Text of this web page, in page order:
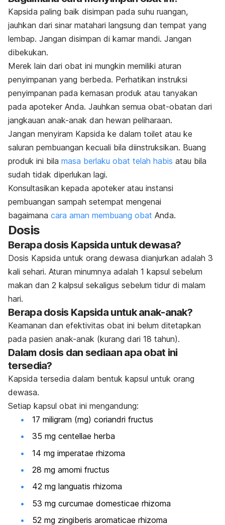
Kapsida paling baik disimpan pada suhu ruangan,
jauhkan dari sinar matahari langsung dan tempat yang
lembap. Jangan disimpan di kamar mandi. Jangan
dibekukan.
Merek lain dari obat ini mungkin memiliki aturan
penyimpanan yang berbeda. Perhatikan instruksi
penyimpanan pada kemasan produk atau tanyakan
pada apoteker Anda. Jauhkan semua obat-obatan dari
jangkauan anak-anak dan hewan peliharaan.
Jangan menyiram Kapsida ke dalam toilet atau ke
saluran pembuangan kecuali bila diinstruksikan. Buang
produk ini bila masa berlaku obat telah habis atau bila
sudah tidak diperlukan lagi.
Konsultasikan kepada apoteker atau instansi
pembuangan sampah setempat mengenai
bagaimana cara aman membuang obat Anda.
Dosis
Berapa dosis Kapsida untuk dewasa?
Dosis Kapsida untuk orang dewasa dianjurkan adalah 3
kali sehari. Aturan minumnya adalah 1 kapsul sebelum
makan dan 2 kalpsul sekaligus sebelum tidur di malam
hari.
Berapa dosis Kapsida untuk anak-anak?
Keamanan dan efektivitas obat ini belum ditetapkan
pada pasien anak-anak (kurang dari 18 tahun).
Dalam dosis dan sediaan apa obat ini
tersedia?
Kapsida tersedia dalam bentuk kapsul untuk orang
dewasa.
Setiap kapsul obat ini mengandung:
17 miligram (mg) coriandri fructus
35 mg centellae herba
14 mg imperatae rhizoma
28 mg amomi fructus
42 mg languatis rhizoma
53 mg curcumae domesticae rhizoma
52 mg zingiberis aromaticae rhizoma